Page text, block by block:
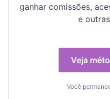
ganhar comissões,
e
Veja
Você